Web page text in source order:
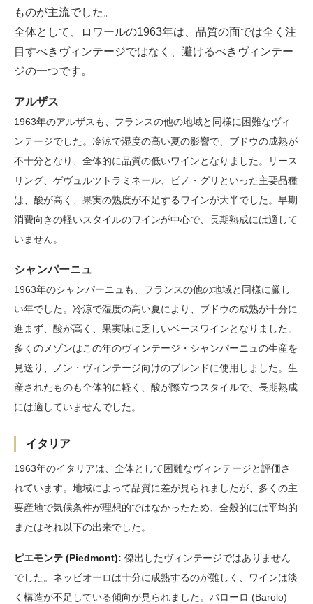
ものが主流でした。
全体として、ロワールの1963年は、品質の面では全く注
目すべきヴィンテージではなく、避けるべきヴィンテー
ジの一つです。
アルザス
1963年のアルザスも、フランスの他の地域と同様に困難なヴィ
ンテージでした。冷涼で湿度の高い夏の影響で、ブドウの成熟が
不十分となり、全体的に品質の低いワインとなりました。リース
リング、ゲヴュルツトラミネール、ピノ・グリといった主要品種
は、酸が高く、果実の熟度が不足するワインが大半でした。早期
消費向きの軽いスタイルのワインが中心で、長期熟成には適して
いません。
シャンパーニュ
1963年のシャンパーニュも、フランスの他の地域と同様に厳し
い年でした。冷涼で湿度の高い夏により、ブドウの成熟が十分に
進まず、酸が高く、果実味に乏しいベースワインとなりました。
多くのメゾンはこの年のヴィンテージ・シャンパーニュの生産を
見送り、ノン・ヴィンテージ向けのブレンドに使用しました。生
産されたものも全体的に軽く、酸が際立つスタイルで、長期熟成
には適していませんでした。
イタリア
1963年のイタリアは、全体として困難なヴィンテージと評価さ
れています。地域によって品質に差が見られましたが、多くの主
要産地で気候条件が理想的ではなかったため、全般的には平均的
またはそれ以下の出来でした。
ピエモンテ (Piedmont): 傑出したヴィンテージではありません
でした。ネッビオーロは十分に成熟するのが難しく、ワインは淡
く構造が不足している傾向が見られました。バローロ (Barolo)